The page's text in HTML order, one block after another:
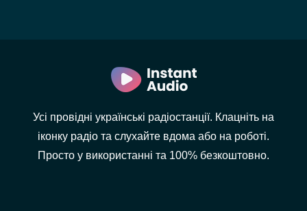
Усі провідні українські радіостанції. Клацніть на
іконку радіо та слухайте вдома або на роботі.
Просто у використанні та 100% безкоштовно.